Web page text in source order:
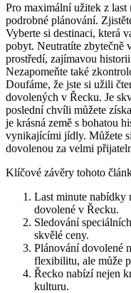
Pro maximální užitek z
podrobné plánování.
Vyberte si destinaci, která
pobyt. Neutratíte zbytečně
prostředí, zajímavou
Nezapomeňte také
Doufáme, že jste si užili
dovolených v Řecku. Je
poslední chvíli můžete
je krásná země s bohatou
vynikajícími jídly. Můžete
dovolenou za velmi
Klíčové závěry tohoto
Last minute nabídky
dovolené v Řecku.
Sledování
skvělé ceny.
Plánování dovolené
flexibilitu, ale může
Řecko nabízí nejen
kulturu.